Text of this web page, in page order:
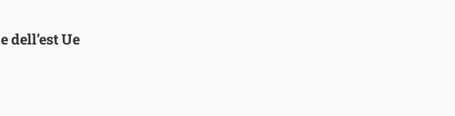
dell’est Ue